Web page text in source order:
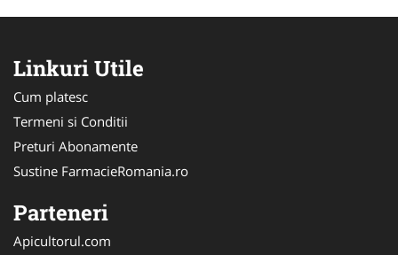
Linkuri Utile
Cum platesc
Termeni si Conditii
Preturi Abonamente
Sustine FarmacieRomania.ro
Parteneri
Apicultorul.com